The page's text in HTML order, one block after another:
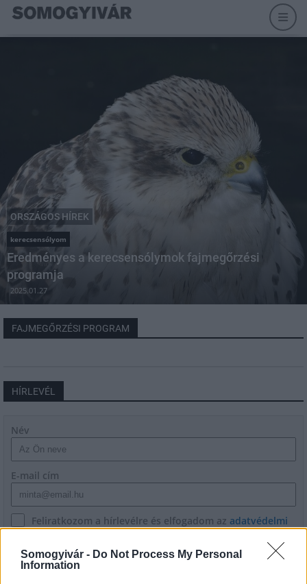
Somogyivár - Do Not Process My Personal
Information
ORSZÁGOS HÍREK
kerecsensólyom
Eredményes a kerecsensólymok fajmegőrzési
programja
2025.01.27
FAJMEGŐRZÉSI PROGRAM
HÍRLEVÉL
Név
E-mail cím
Feliratkozom a hírlevélre és elfogadom az adatvédelmi
FELIRATKOZÁS